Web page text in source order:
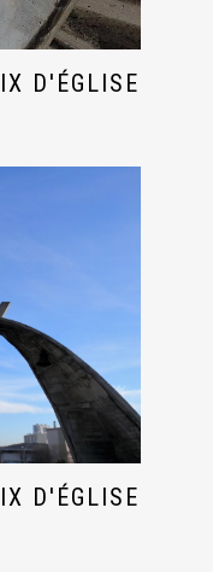
D'ÉGLISE
D'ÉGLISE